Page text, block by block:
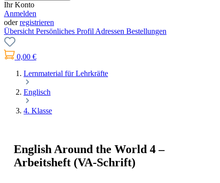
Ihr Konto
Anmelden
oderregistrieren
Übersicht Persönliches Profil Adressen Bestellungen
0,00 €
Lernmaterial für Lehrkräfte
Englisch
4. Klasse
English Around the World 4 –
Arbeitsheft (VA-Schrift)